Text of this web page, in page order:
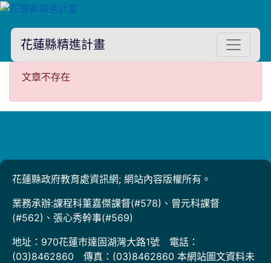
花蓮縣精進計畫
文章不存在
文章不存在
花蓮縣政府教育處資訊網; 網站內容版權所有。
業務承辦:課程科董嘉傑課督(#578)、曾元科課督
(#562)、張心秀幹事(#569)
地址：970花蓮市達固湖灣大路1號 電話：
(03)8462860 傳真：(03)8462860 本網站圖文資料未